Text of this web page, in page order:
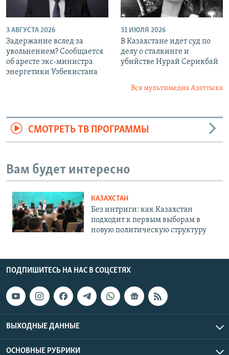
3 АВГУСТА 2026
Задержание вслед за
увольнением? Сообщается
об аресте экс-министра
энергетики Узбекистана
31 ИЮЛЯ 2026
В Казахстане идет суд по
делу о сталкинге и
убийстве Нурай Серикбай
Вся мультимедиа Азаттыка
СМОТРЕТЬ ТВ ПРОГРАММЫ
Вам будет интересно
КАЗАХСТАН
Без интриги: как Казахстан
подходит к первым выборам в
новую политическую структуру
ПОДПИШИТЕСЬ НА НАС В СОЦСЕТЯХ
ВЫХОДНЫЕ ДАННЫЕ
ОСНОВНЫЕ РУБРИКИ